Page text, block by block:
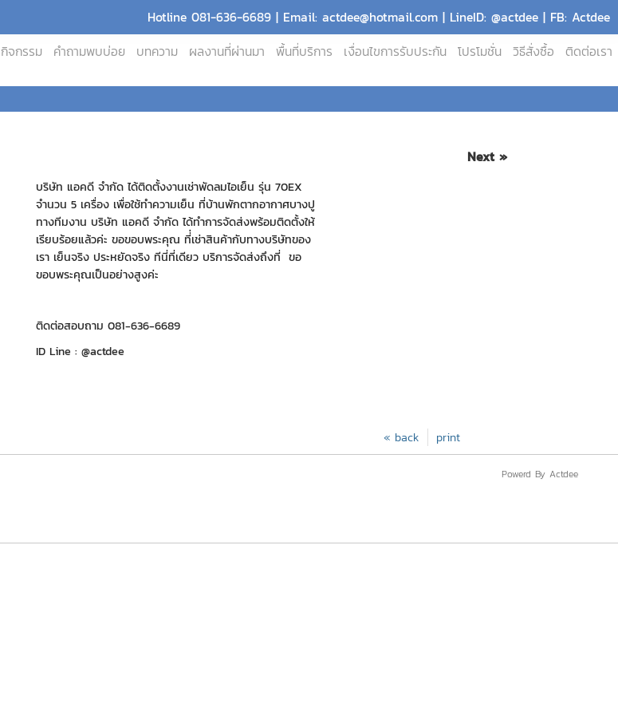
Hotline 081-636-6689 | Email: actdee@hotmail.com | LineID: @actdee | FB: Actdee
กิจกรรม คำถามพบบ่อย บทความ ผลงานที่ผ่านมา พื้นที่บริการ เงื่อนไขการรับประกัน โปรโมชั่น วิธีสั่งซื้อ ติดต่อเรา
Next »
บริษัท แอคดี จำกัด ได้ติดตั้งงานเช่าพัดลมไอเย็น รุ่น 70EX
จำนวน 5 เครื่อง เพื่อใช้ทำความเย็น ที่บ้านพักตากอากาศบางปู
ทางทีมงาน บริษัท แอคดี จำกัด ได้ทำการจัดส่งพร้อมติดตั้งให้
เรียบร้อยแล้วค่ะ ขอขอบพระคุณ ที่่เช่าสินค้ากับทางบริษัทของ
เรา เย็นจริง ประหยัดจริง ทีนี่ที่เดียว บริการจัดส่งถึงที่ ขอ
ขอบพระคุณเป็นอย่างสูงค่ะ
ติดต่อสอบถาม 081-636-6689
ID Line : @actdee
print
« back
Powerd By Actdee